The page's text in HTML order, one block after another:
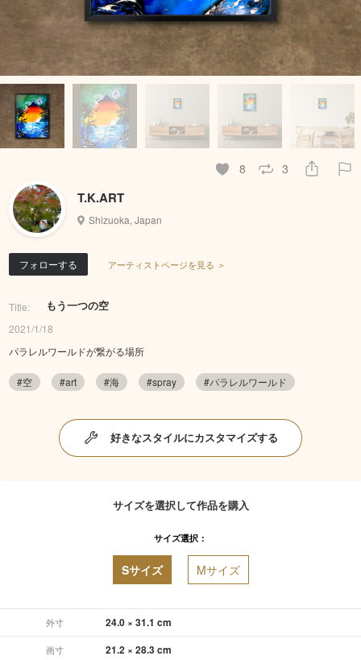
8 3
T.K.ART
Shizuoka, Japan
フォローする アーティストページを見る ＞
Title: もう一つの空
2021/1/18
パラレルワールドが繋がる場所
#空 #art #海 #spray #パラレルワールド
好きなスタイルにカスタマイズする
サイズを選択して作品を購入
サイズ選択：
Sサイズ Mサイズ
外寸 24.0 × 31.1 cm
画寸 21.2 × 28.3 cm